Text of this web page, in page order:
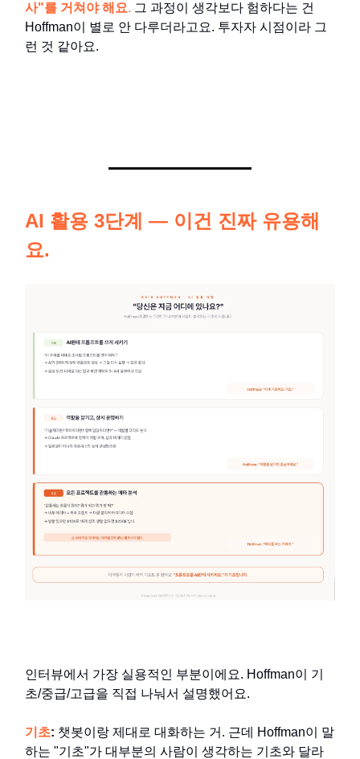
사"를 거쳐야 해요. 그 과정이 생각보다 험하다는 건
Hoffman이 별로 안 다루더라고요. 투자자 시점이라 그
런 것 같아요.
AI 활용 3단계 — 이건 진짜 유용해
요.
인터뷰에서 가장 실용적인 부분이에요. Hoffman이 기
초/중급/고급을 직접 나눠서 설명했어요.
기초: 챗봇이랑 제대로 대화하는 거. 근데 Hoffman이 말
하는 "기초"가 대부분의 사람이 생각하는 기초와 달라